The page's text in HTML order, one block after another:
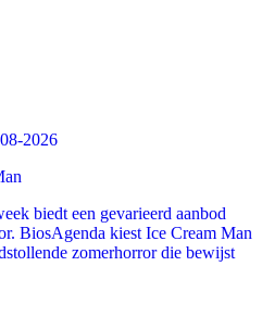
2026
biedt een gevarieerd aanbod
BiosAgenda kiest Ice Cream Man
zomerhorror die bewijst